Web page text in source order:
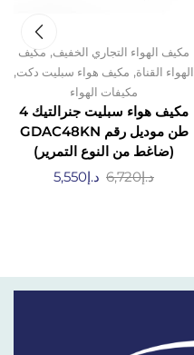
مكيف الهواء التجاري الخفيف, مكيف
الهواء القناة, مكيف هواء سبليت دكت,
مكيفات الهواء
مكيف هواء سبليت جنرالتيك 4
طن موديل رقم GDAC48KN
(ضاغط من النوع التمرير)
د.إ6,720 د.إ5,550